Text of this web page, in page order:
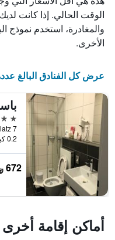
الذي
يعرض
أيام
الأسبوع.
التالي
1
محور
Y
الذي
يعرض
متوسط
سعر
غرفة
الوقت الحالي. إذا كانت
والمغادرة، استخدم نموذج
الأخرى.
عرض كل الفنادق البالغ عددها
3 نجوم
0.2 كيلومتر عن وسط المدينة
672 ﷼
أماكن إقامة